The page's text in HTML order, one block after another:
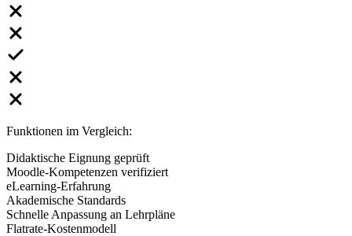
Funktionen im Vergleich:
Didaktische Eignung geprüft
Moodle-Kompetenzen verifiziert
eLearning-Erfahrung
Akademische Standards
Schnelle Anpassung an Lehrpläne
Flatrate-Kostenmodell